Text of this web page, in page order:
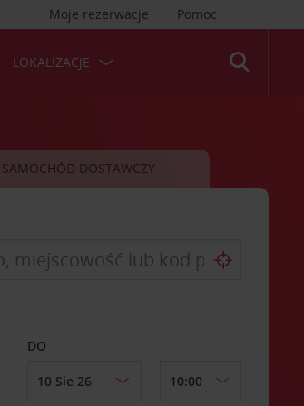
Pomoc
Moje rezerwacje
LOKALIZACJE
SAMOCHÓD DOSTAWCZY
DO